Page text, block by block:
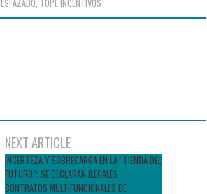
TOPE INCENTIVOS
NEXT ARTICLE
INCERTEZA Y SOBRECARGA EN LA “TIENDA DEL
FUTURO”: SE DECLARAN ILEGALES
CONTRATOS MULTIFUNCIONALES DE